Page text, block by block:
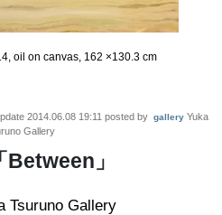
oil on canvas, 162 ×130.3 cm
2014.06.08 19:11 posted by gallery Yuka
Gallery
Between」
Tsuruno Gallery